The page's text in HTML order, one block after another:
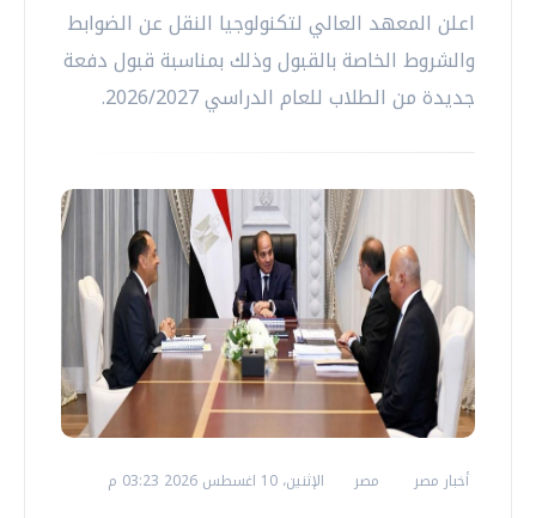
اعلن المعهد العالي لتكنولوجيا النقل عن الضوابط
والشروط الخاصة بالقبول وذلك بمناسبة قبول دفعة
جديدة من الطلاب للعام الدراسي 2026/2027.
أخبار مصر مصر الإثنين، 10 اغسطس 2026 03:23 م